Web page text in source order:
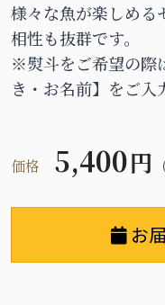
様々な魚が楽しめる
相性も抜群です。
※熨斗をご希望の際
き・お名前】をご入
価格 5,400円
お